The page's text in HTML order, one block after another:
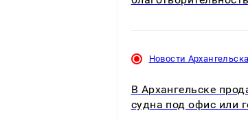
Новости Архангельска
В Архангельске
судна под офис или